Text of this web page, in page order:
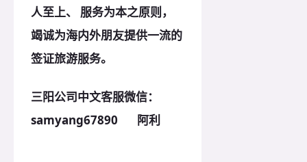
人至上、 服务为本之原则，
竭诚为海内外朋友提供一流的
签证旅游服务。
三阳公司中文客服微信：
samyang67890 阿利